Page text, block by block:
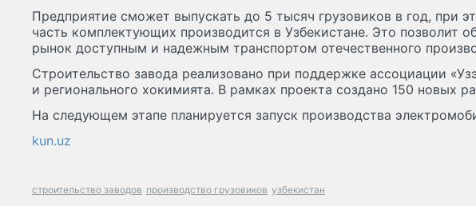
Предприятие сможет выпускать до 5 тысяч грузовиков в год, при
часть комплектующих производится в Узбекистане. Это позволит
рынок доступным и надежным транспортом отечественного
Строительство завода реализовано при поддержке ассоциации
и регионального хокимията. В рамках проекта создано 150 новых
На следующем этапе планируется запуск производства
kun.uz
строительство заводов производство грузовиков узбекистан